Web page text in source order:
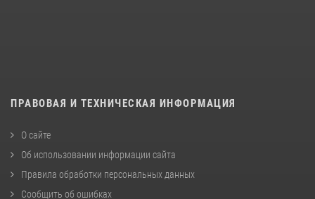
ПРАВОВАЯ И ТЕХНИЧЕСКАЯ ИНФОРМАЦИЯ
О сайте
Об использовании информации сайта
Правила обработки персональных данных
Сообщить об ошибках